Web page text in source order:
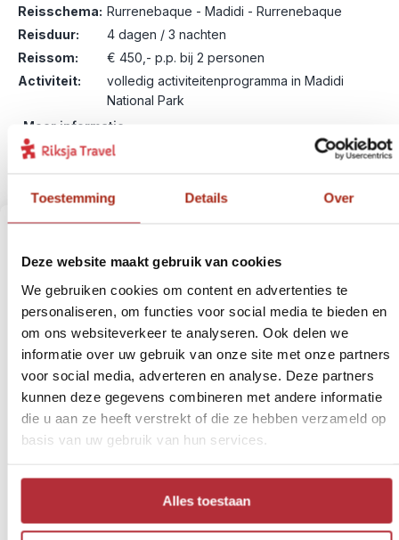
Toestemming Details Over
Deze website maakt gebruik van cookies
We gebruiken cookies om content en advertenties te
personaliseren, om functies voor social media te bieden en
om ons websiteverkeer te analyseren. Ook delen we
informatie over uw gebruik van onze site met onze partners
voor social media, adverteren en analyse. Deze partners
kunnen deze gegevens combineren met andere informatie
die u aan ze heeft verstrekt of die ze hebben verzameld op
basis van uw gebruik van hun services.
Alles toestaan
Reisschema: Rurrenebaque - Madidi - Rurrenebaque
Reisduur:
4 dagen / 3 nachten
Reissom:
€ 450,- p.p. bij 2 personen
Activiteit:
volledig activiteitenprogramma in Madidi
National Park
Meer informatie
7 In de voetsporen van Che
Reisschema: Santa Cruz - Samaipata - Santa Cruz
3 dagen / 2 nachten
Reissom:
€ 318,- p.p. bij 2 personen